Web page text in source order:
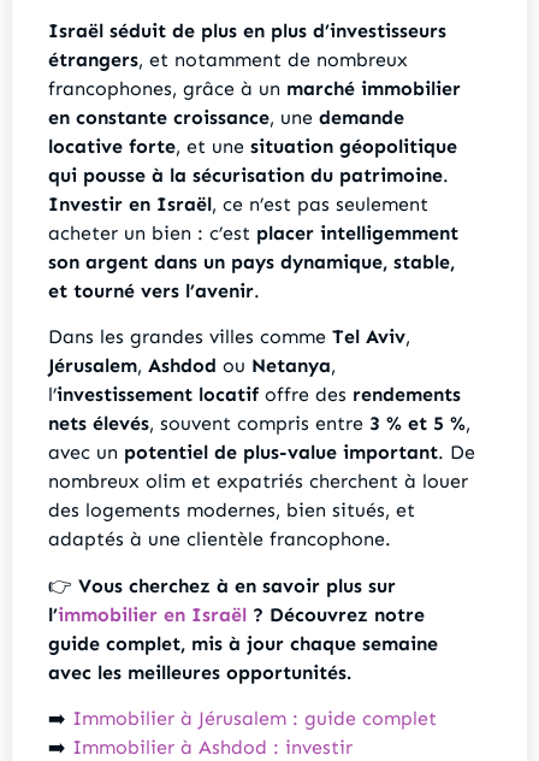
Israël séduit de plus en plus d’investisseurs
étrangers, et notamment de nombreux
francophones, grâce à un marché immobilier
en constante croissance, une demande
locative forte, et une situation géopolitique
qui pousse à la sécurisation du patrimoine.
Investir en Israël, ce n’est pas seulement
acheter un bien : c’est placer intelligemment
son argent dans un pays dynamique, stable,
et tourné vers l’avenir.
Dans les grandes villes comme Tel Aviv,
Jérusalem, Ashdod ou Netanya,
l’investissement locatifoffre des rendements
nets élevés, souvent compris entre 3 % et 5 %,
avec un potentiel de plus-value important. De
nombreux olim et expatriés cherchent à louer
des logements modernes, bien situés, et
adaptés à une clientèle francophone.
👉 Vous cherchez à en savoir plus sur
l’immobilier en Israël ? Découvrez notre
guide complet, mis à jour chaque semaine
avec les meilleures opportunités.
➡️ Immobilier à Jérusalem : guide complet
➡️ Immobilier à Ashdod : investir